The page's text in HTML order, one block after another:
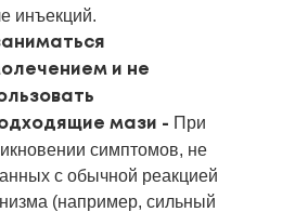
инъекций.
и не
мази - При
симптомов, не
с обычной реакцией
(например, сильный